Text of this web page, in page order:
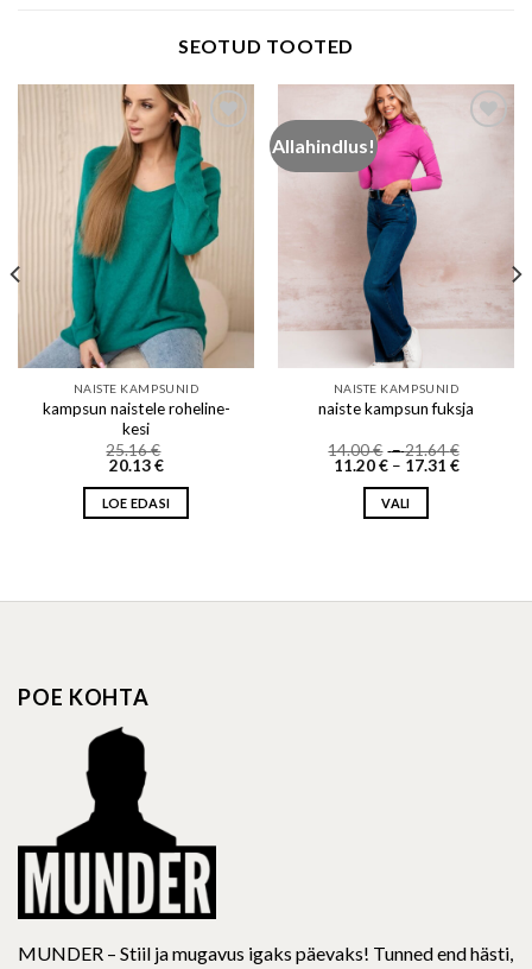
SEOTUD TOOTED
Add to wishlist
NAISTE KAMPSUNID
kampsun naistele roheline-
kesi
25.16€
20.13€
LOE EDASI
Allahindlus!
Add to wishlist
NAISTE KAMPSUNID
naiste kampsun fuksja
14.00€ –21.64€
11.20€ – 17.31 €Price
VALI
multiple
POE KOHTA
MUNDER – Stiil ja mugavus igaks päevaks! Tunned end hästi,